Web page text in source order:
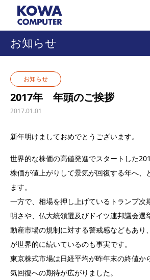
お知らせ
お知らせ
2017年 年頭のご挨拶
2017.01.01
新年明けましておめでとうございます。
世界的な株価の高値発進でスタートした
株価が値上がりして景気が回復する年へ、
ます。
一方で、相場を押し上げているトランプ次
明さや、仏大統領選及びドイツ連邦議会選
動産市場の規制に対する警戒感などもあり
が世界的に続いているのも事実です。
東京株式市場は日経平均が昨年末の終値か
気回復への期待が広がりました。